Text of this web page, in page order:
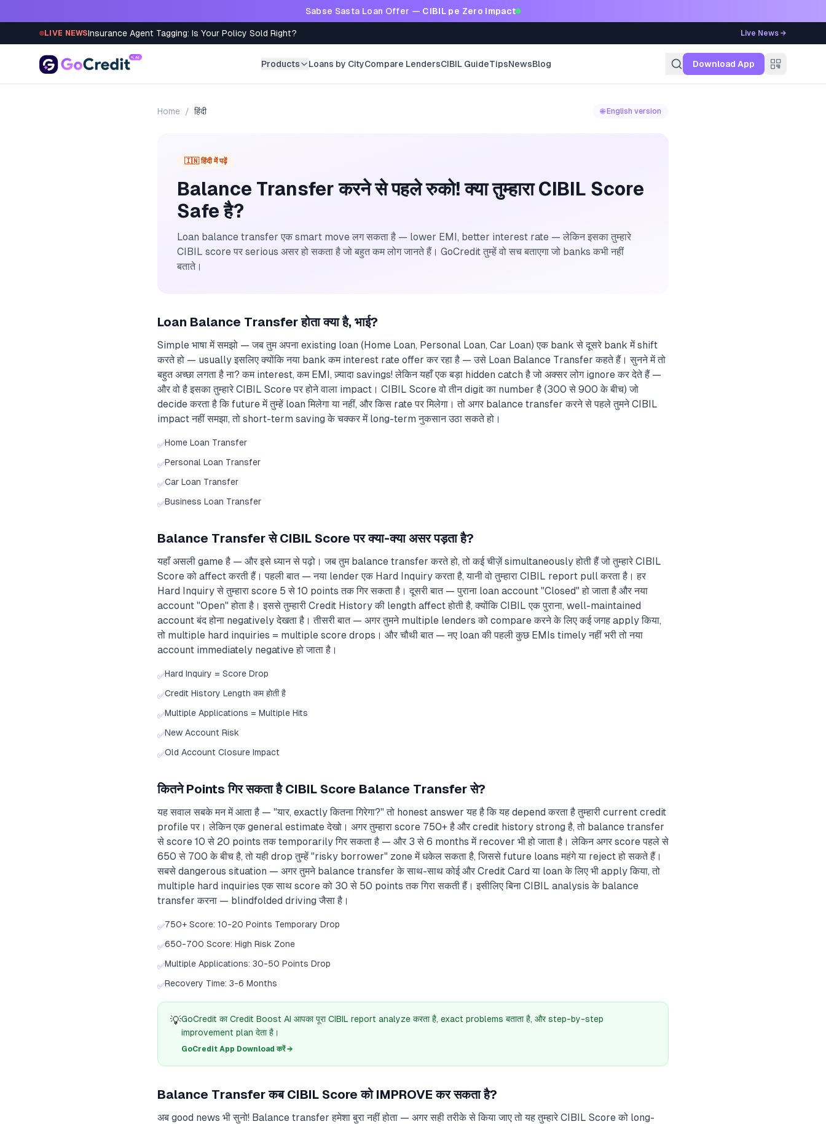
Sabse Sasta Loan Offer — CIBIL pe Zero Impact
LIVE NEWSInsurance Agent Tagging: Is Your Policy Sold Right? Live News →
Products Loans by CityCompare LendersCIBIL GuideTipsNewsBlog Download App
Home / हिंदी 🌐 English version
🇮🇳 हिंदी में पढ़ें
Balance Transfer करने से पहले रुको! क्या तुम्हारा CIBIL Score
Safe है?
Loan balance transfer एक smart move लग सकता है — lower EMI, better interest rate — लेकिन इसका तुम्हारे
CIBIL score पर serious असर हो सकता है जो बहुत कम लोग जानते हैं। GoCredit तुम्हें वो सच बताएगा जो banks कभी नहीं
बताते।
Loan Balance Transfer होता क्या है, भाई?
Simple भाषा में समझो — जब तुम अपना existing loan (Home Loan, Personal Loan, Car Loan) एक bank से दूसरे bank में shift
करते हो — usually इसलिए क्योंकि नया bank कम interest rate offer कर रहा है — उसे Loan Balance Transfer कहते हैं। सुनने में तो
बहुत अच्छा लगता है ना? कम interest, कम EMI, ज़्यादा savings! लेकिन यहाँ एक बड़ा hidden catch है जो अक्सर लोग ignore कर देते हैं —
और वो है इसका तुम्हारे CIBIL Score पर होने वाला impact। CIBIL Score वो तीन digit का number है (300 से 900 के बीच) जो
decide करता है कि future में तुम्हें loan मिलेगा या नहीं, और किस rate पर मिलेगा। तो अगर balance transfer करने से पहले तुमने CIBIL
impact नहीं समझा, तो short-term saving के चक्कर में long-term नुकसान उठा सकते हो।
✅Home Loan Transfer
✅Personal Loan Transfer
✅Car Loan Transfer
✅Business Loan Transfer
Balance Transfer से CIBIL Score पर क्या-क्या असर पड़ता है?
यहाँ असली game है — और इसे ध्यान से पढ़ो। जब तुम balance transfer करते हो, तो कई चीज़ें simultaneously होती हैं जो तुम्हारे CIBIL
Score को affect करती हैं। पहली बात — नया lender एक Hard Inquiry करता है, यानी वो तुम्हारा CIBIL report pull करता है। हर
Hard Inquiry से तुम्हारा score 5 से 10 points तक गिर सकता है। दूसरी बात — पुराना loan account "Closed" हो जाता है और नया
account "Open" होता है। इससे तुम्हारी Credit History की length affect होती है, क्योंकि CIBIL एक पुराना, well-maintained
account बंद होना negatively देखता है। तीसरी बात — अगर तुमने multiple lenders को compare करने के लिए कई जगह apply किया,
तो multiple hard inquiries = multiple score drops। और चौथी बात — नए loan की पहली कुछ EMIs timely नहीं भरी तो नया
account immediately negative हो जाता है।
✅Hard Inquiry = Score Drop
✅Credit History Length कम होती है
✅Multiple Applications = Multiple Hits
✅New Account Risk
✅Old Account Closure Impact
कितने Points गिर सकता है CIBIL Score Balance Transfer से?
यह सवाल सबके मन में आता है — "यार, exactly कितना गिरेगा?" तो honest answer यह है कि यह depend करता है तुम्हारी current credit
profile पर। लेकिन एक general estimate देखो। अगर तुम्हारा score 750+ है और credit history strong है, तो balance transfer
से score 10 से 20 points तक temporarily गिर सकता है — और 3 से 6 months में recover भी हो जाता है। लेकिन अगर score पहले से
650 से 700 के बीच है, तो यही drop तुम्हें "risky borrower" zone में धकेल सकता है, जिससे future loans महंगे या reject हो सकते हैं।
सबसे dangerous situation — अगर तुमने balance transfer के साथ-साथ कोई और Credit Card या loan के लिए भी apply किया, तो
multiple hard inquiries एक साथ score को 30 से 50 points तक गिरा सकती हैं। इसीलिए बिना CIBIL analysis के balance
transfer करना — blindfolded driving जैसा है।
✅750+ Score: 10-20 Points Temporary Drop
✅650-700 Score: High Risk Zone
✅Multiple Applications: 30-50 Points Drop
✅Recovery Time: 3-6 Months
💡GoCredit का Credit Boost AI आपका पूरा CIBIL report analyze करता है, exact problems बताता है, और step-by-step
improvement plan देता है।
GoCredit App Download करें →
Balance Transfer कब CIBIL Score को IMPROVE कर सकता है?
अब good news भी सुनो! Balance transfer हमेशा बुरा नहीं होता — अगर सही तरीके से किया जाए तो यह तुम्हारे CIBIL Score को long-